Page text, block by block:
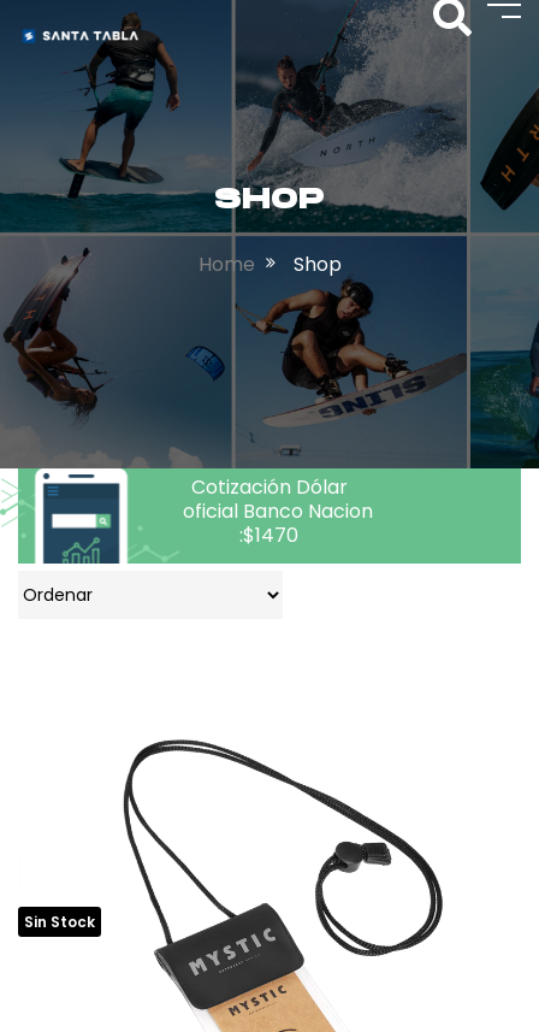
SHOP
Home Shop
Cotización Dólar
oficial Banco Nacion
:$1470
Sin Stock